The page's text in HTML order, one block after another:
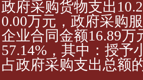
政府采购货物支出
0.00万元，政府采购
企业合同金额16.89
57.14%，其中：授予
占政府采购支出总额